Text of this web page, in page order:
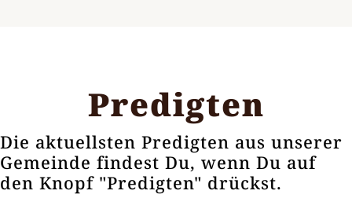
Predigten
Die aktuellsten Predigten aus unserer
Gemeinde findest Du, wenn Du auf
den Knopf "Predigten" drückst.